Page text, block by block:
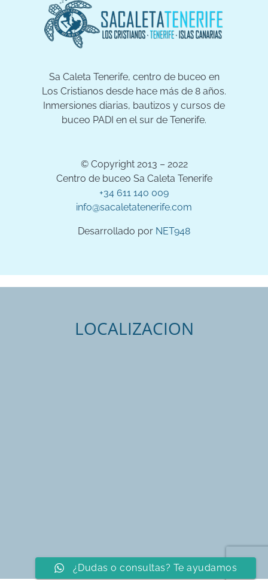
Sa Caleta Tenerife, centro de buceo en
Los Cristianos desde hace más de 8 años.
Inmersiones diarias, bautizos y cursos de
buceo PADI en el sur de Tenerife.
© Copyright 2013 – 2022
Centro de buceo Sa Caleta Tenerife
+34 611 140 009
info@sacaletatenerife.com
Desarrollado por NET948
LOCALIZACION
¿Dudas o consultas? Te ayudamos